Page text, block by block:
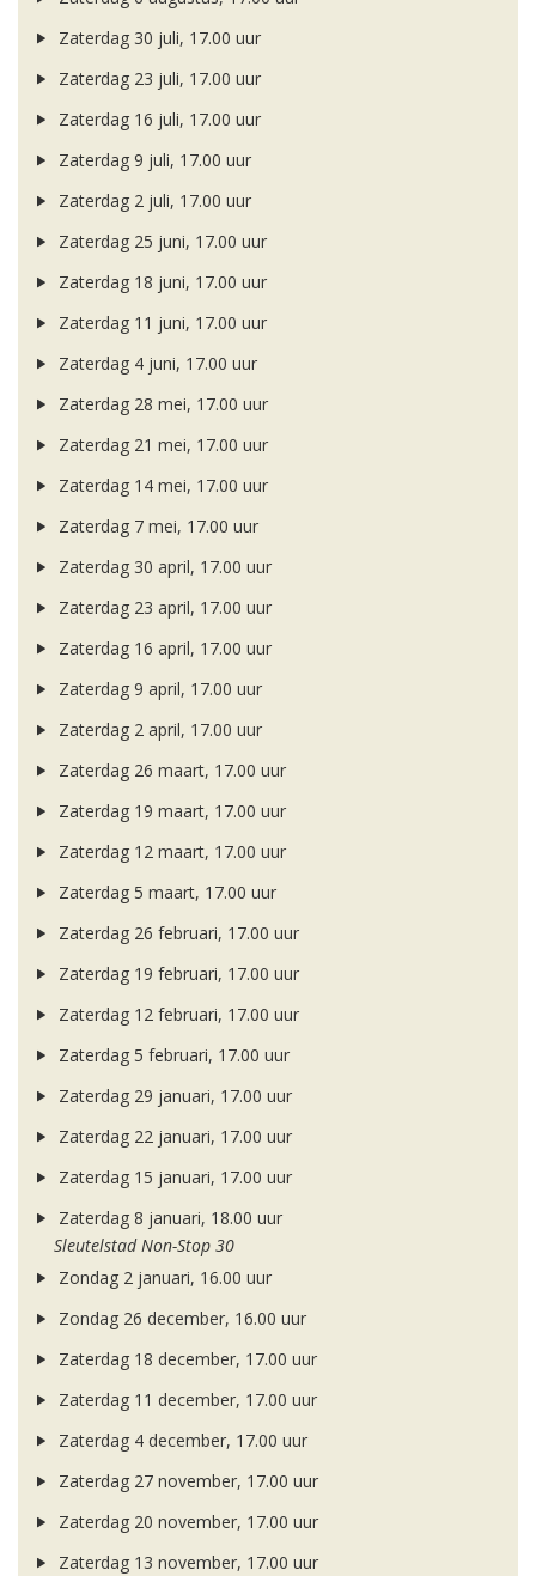
Zaterdag 30 juli, 17.00 uur
Zaterdag 23 juli, 17.00 uur
Zaterdag 16 juli, 17.00 uur
Zaterdag 9 juli, 17.00 uur
Zaterdag 2 juli, 17.00 uur
Zaterdag 25 juni, 17.00 uur
Zaterdag 18 juni, 17.00 uur
Zaterdag 11 juni, 17.00 uur
Zaterdag 4 juni, 17.00 uur
Zaterdag 28 mei, 17.00 uur
Zaterdag 21 mei, 17.00 uur
Zaterdag 14 mei, 17.00 uur
Zaterdag 7 mei, 17.00 uur
Zaterdag 30 april, 17.00 uur
Zaterdag 23 april, 17.00 uur
Zaterdag 16 april, 17.00 uur
Zaterdag 9 april, 17.00 uur
Zaterdag 2 april, 17.00 uur
Zaterdag 26 maart, 17.00 uur
Zaterdag 19 maart, 17.00 uur
Zaterdag 12 maart, 17.00 uur
Zaterdag 5 maart, 17.00 uur
Zaterdag 26 februari, 17.00 uur
Zaterdag 19 februari, 17.00 uur
Zaterdag 12 februari, 17.00 uur
Zaterdag 5 februari, 17.00 uur
Zaterdag 29 januari, 17.00 uur
Zaterdag 22 januari, 17.00 uur
Zaterdag 15 januari, 17.00 uur
Zaterdag 8 januari, 18.00 uur
Sleutelstad Non-Stop 30
Zondag 2 januari, 16.00 uur
Zondag 26 december, 16.00 uur
Zaterdag 18 december, 17.00 uur
Zaterdag 11 december, 17.00 uur
Zaterdag 4 december, 17.00 uur
Zaterdag 27 november, 17.00 uur
Zaterdag 20 november, 17.00 uur
Zaterdag 13 november, 17.00 uur